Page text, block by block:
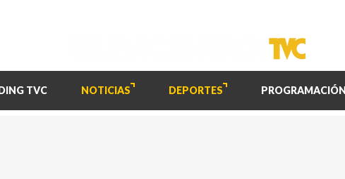
TVC NOTICIAS DEPORTES PROGRAMACIÓN